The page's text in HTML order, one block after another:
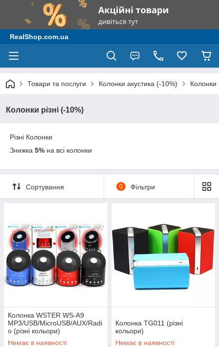
RealShop.com.ua
Товари та послуги Колонки акустика (-10%) Колонки
Колонки різні (-10%)
Різні Колонки
Знижка 5% на всі колонки
Сортування 0 Фільтри
Колонка WSTER WS-A9
MP3/USB/MicroUSB/AUX/Radi
o (різні кольори)
Немає в наявності
Колонка TG011 (різні
кольори)
Немає в наявності